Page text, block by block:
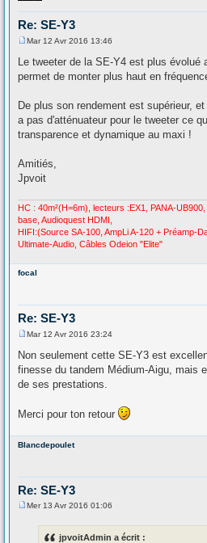
Re: SE-Y3
s
s
e
Mar 12 Avr 2016 13:46
Le tweeter de la SE-Y4 est plus évolué
permet de monter plus haut en
De plus son rendement est supérieur,
a pas d'atténuateur pour le tweeter ce
transparence et dynamique au maxi !
Amitiés,
Jpvoit
HC : 40m²(H=6m), lecteurs :EX1, PANA-
base, Audioquest HDMI,
HIFI:(Source SA-100, AmpLi A-120 + Préamp-
Ultimate-Audio, Câbles Odeion "Elite"
focal
Re: SE-Y3
s
s
g
Mar 12 Avr 2016 23:24
Non seulement cette SE-Y3 est
finesse du tandem Médium-Aigu, mais
de ses prestations.
Merci pour ton retour
Blancdepoulet
Re: SE-Y3
Mer 13 Avr 2016 01:06
jpvoitAdmin a écrit :